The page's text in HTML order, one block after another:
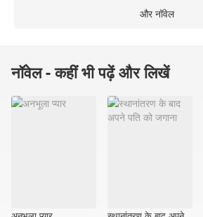
और नॉवेल
नॉवेल - कहीं भी पढ़ें और लिखें